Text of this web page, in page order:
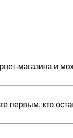
магазина и
первым, кто